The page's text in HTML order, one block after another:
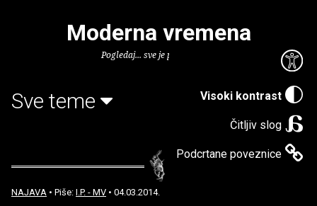
Visoki kontrast
Čitljiv slog
Podcrtane poveznice
Moderna vremena
Pogledaj... sve je puno knjiga.
Sve teme
NAJAVA • Piše: I.P. - MV • 04.03.2014.